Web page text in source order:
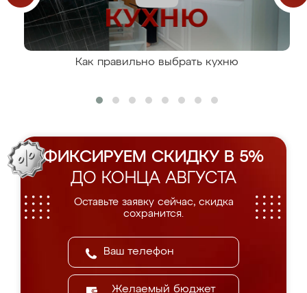
Как правильно выбрать кухню
ФИКСИРУЕМ СКИДКУ В 5%
ДО КОНЦА АВГУСТА
Оставьте заявку сейчас, скидка
сохранится.
Желаемый бюджет